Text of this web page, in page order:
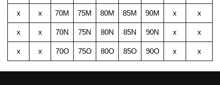
x x 70M 75M 80M 85M 90M x x
x x 70N 75N 80N 85N 90N x x
x x 70O 75O 80O 85O 90O x x